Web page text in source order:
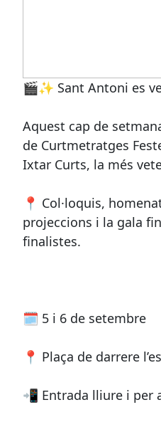
🎬✨ Sant Antoni es
Aquest cap de
de Curtmetratges
Ixtar Curts, la més
📍 Col·loquis,
projeccions i la gala
finalistes.
🗓️ 5 i 6 de setembre
📍 Plaça de darrere
📲 Entrada lliure i per